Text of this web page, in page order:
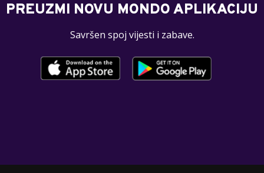
PREUZMI NOVU MONDO APLIKACIJU
Savršen spoj vijesti i zabave.